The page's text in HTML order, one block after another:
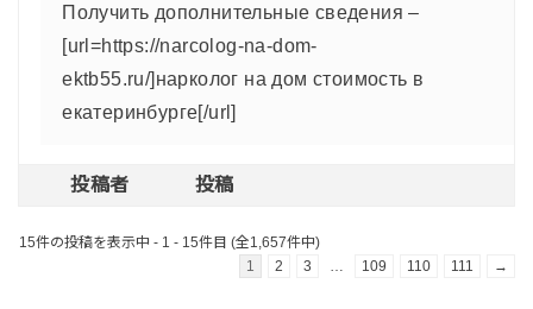
Получить дополнительные сведения –
[url=https://narcolog-na-dom-
ektb55.ru/]нарколог на дом стоимость в
екатеринбурге[/url]
投稿者 投稿
15件の投稿を表示中 - 1 - 15件目 (全1,657件中)
1
2 3 109 110 111 →